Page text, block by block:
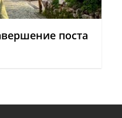
поста